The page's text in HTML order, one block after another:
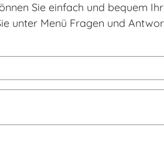
Sie einfach und bequem
unter Menü Fragen und